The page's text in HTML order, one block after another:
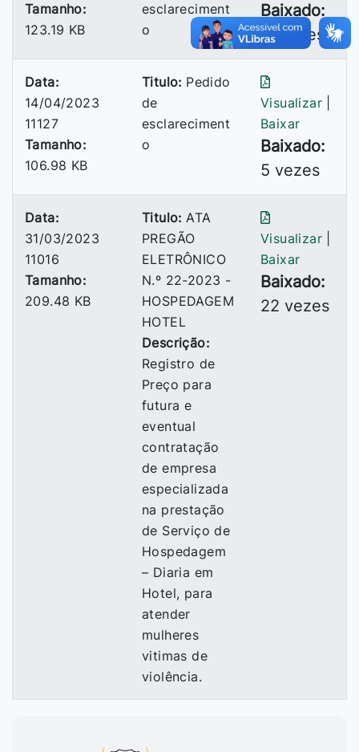
Tamanho:
123.19 KB
esclareciment
o
Baixado:
11 vezes
Data:
14/04/2023
11127
Tamanho:
106.98 KB
Titulo: Pedido
de
esclareciment
o
Visualizar
Baixar
Baixado:
5 vezes
Data:
31/03/2023
11016
Tamanho:
209.48 KB
Titulo: ATA
PREGÃO
ELETRÔNICO
N.º 22-2023 -
HOSPEDAGEM
HOTEL
Descrição:
Registro de
Preço para
futura e
eventual
contratação
de empresa
especializada
na prestação
de Serviço de
Hospedagem
– Diaria em
Hotel, para
atender
mulheres
vitimas de
violência.
Visualizar
Baixar
Baixado:
22 vezes